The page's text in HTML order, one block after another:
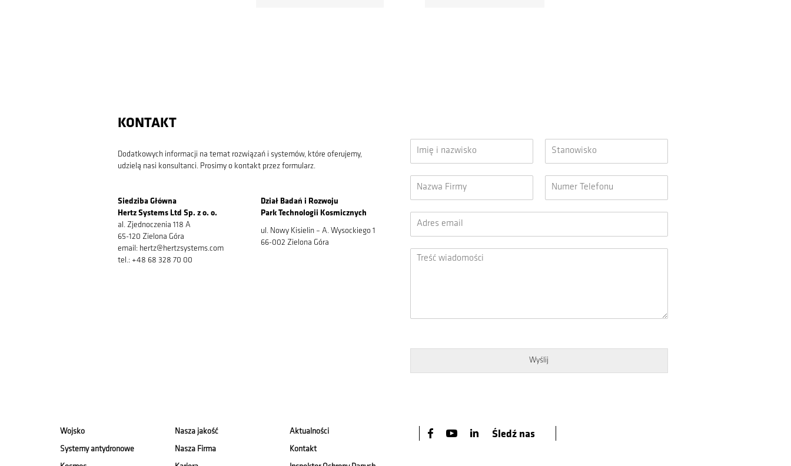
KONTAKT
Dodatkowych informacji na temat rozwiązań i systemów, które oferujemy,
udzielą nasi konsultanci. Prosimy o kontakt przez formularz.
Siedziba Główna
Hertz Systems Ltd Sp. z o. o.
al. Zjednoczenia 118 A
65-120 Zielona Góra
email: hertz@hertzsystems.com
tel.: +48 68 328 70 00
Dział Badań i Rozwoju
Park Technologii Kosmicznych
ul. Nowy Kisielin – A. Wysockiego 1
66-002 Zielona Góra
Wyślij
Wojsko
Systemy antydronowe
Nasza jakość
Nasza Firma
Aktualności
Kontakt
Śledź nas